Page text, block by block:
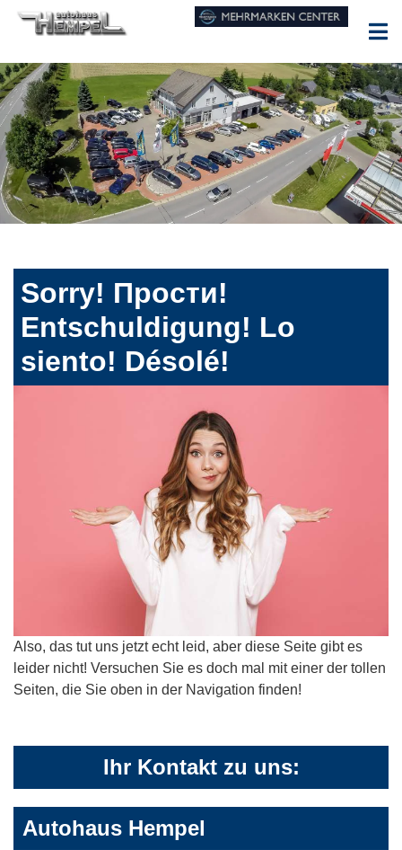
Sorry! Прости!
Entschuldigung! Lo
siento! Désolé!
Also, das tut uns jetzt echt leid, aber diese Seite gibt es
leider nicht! Versuchen Sie es doch mal mit einer der tollen
Seiten, die Sie oben in der Navigation finden!
Ihr Kontakt zu uns:
Autohaus Hempel